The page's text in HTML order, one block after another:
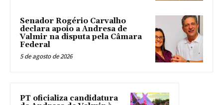
Senador Rogério Carvalho
declara apoio a Andresa de
Valmir na disputa pela Câmara
Federal
5 de agosto de 2026
PT oficializa candidatura